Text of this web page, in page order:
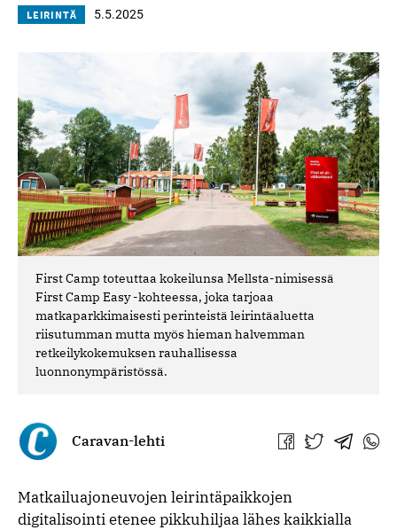
LEIRINTÄ 5.5.2025
First Camp toteuttaa kokeilunsa Mellsta-nimisessä
First Camp Easy -kohteessa, joka tarjoaa
matkaparkkimaisesti perinteistä leirintäaluetta
riisutumman mutta myös hieman halvemman
retkeilykokemuksen rauhallisessa
luonnonympäristössä.
Caravan-lehti
Jaa Jaa Jaa Jaa
Matkailuajoneuvojen leirintäpaikkojen
digitalisointi etenee pikkuhiljaa lähes kaikkialla